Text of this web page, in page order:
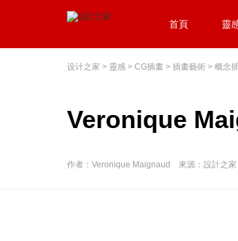
首頁 靈
设计之家 > 靈感 > CG插畫 > 插畫藝術 > 概念
Veronique
作者：Veronique Maignaud 來源：設計之